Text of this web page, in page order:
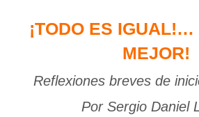
¡TODO ES IGUAL!…
MEJOR!
Reflexiones breves de
Por Sergio Daniel